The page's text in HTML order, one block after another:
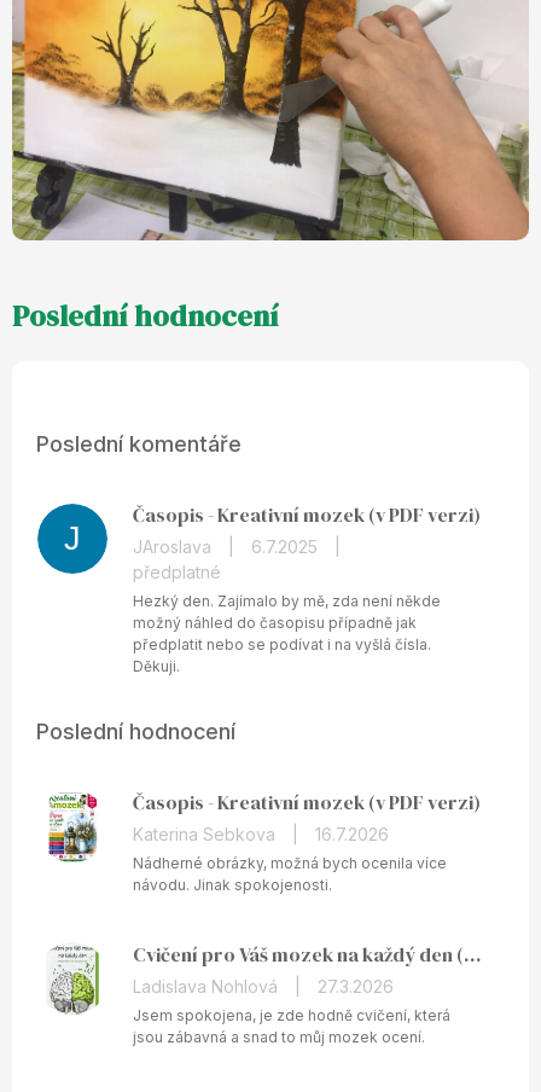
Poslední komentáře
J
Časopis - Kreativní mozek (v PDF verzi)
JAroslava 6.7.2025
předplatné
Hezký den. Zajímalo by mě, zda není někde
možný náhled do časopisu případně jak
předplatit nebo se podívat i na vyšlá čísla.
Děkuji.
Poslední hodnocení
Časopis - Kreativní mozek (v PDF verzi)
Hodnocení
produktu
je
5
hvězdiček.
Katerina Sebkova 16.7.2026
Nádherné obrázky, možná bych ocenila více
návodu. Jinak spokojenosti.
Cvičení pro Váš mozek na každý den (v PDF)
Hodnocení
produktu
je
Ladislava Nohlová 27.3.2026
Jsem spokojena, je zde hodně cvičení, která
jsou zábavná a snad to můj mozek ocení.